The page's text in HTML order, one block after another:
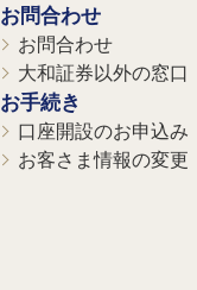
お問合わせ
お問合わせ
大和証券以外の窓口
お手続き
口座開設のお申込み
お客さま情報の変更